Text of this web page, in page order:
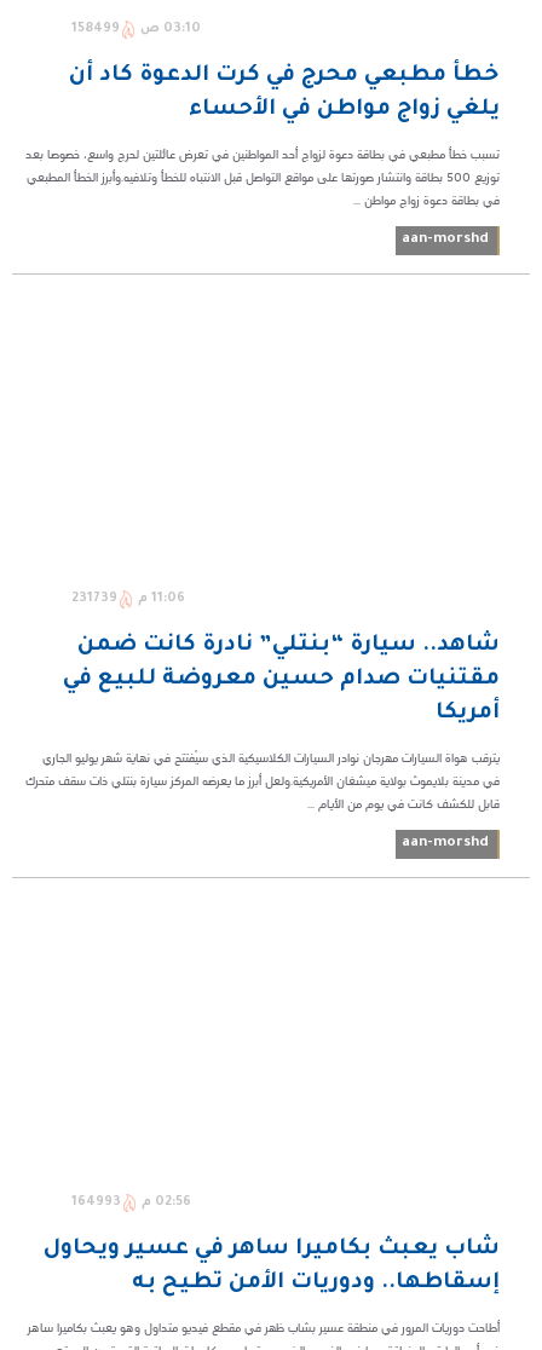
03:10 ص 158499
خطأ مطبعي محرج في كرت الدعوة كاد أن
يلغي زواج مواطن في الأحساء
تسبب خطأ مطبعي في بطاقة دعوة لزواج أحد المواطنين في تعرض عائلتين لحرج واسع، خصوصا بعد
توزيع 500 بطاقة وانتشار صورتها على مواقع التواصل قبل الانتباه للخطأ وتلافيه.وأبرز الخطأ المطبعي
في بطاقة دعوة زواج مواطن ...
aan-morshd
11:06 م 231739
شاهد.. سيارة “بنتلي” نادرة كانت ضمن
مقتنيات صدام حسين معروضة للبيع في
أمريكا
يترقب هواة السيارات مهرجان نوادر السيارات الكلاسيكية الذي سيُفتتح في نهاية شهر يوليو الجاري
في مدينة بلايموث بولاية ميشغان الأمريكية.ولعل أبرز ما يعرضه المركز سيارة بنتلي ذات سقف متحرك
قابل للكشف كانت في يوم من الأيام ...
aan-morshd
02:56 م 164993
شاب يعبث بكاميرا ساهر في عسير ويحاول
إسقاطها.. ودوريات الأمن تطيح به
أطاحت دوريات المرور في منطقة عسير بشاب ظهر في مقطع فيديو متداول وهو يعبث بكاميرا ساهر